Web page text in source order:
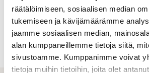
räätälöimiseen, sosiaalisen median
tukemiseen ja kävijämäärämme
jaamme sosiaalisen median,
alan kumppaneillemme tietoja siitä,
sivustoamme. Kumppanimme voivat
tietoja muihin tietoihin, joita olet